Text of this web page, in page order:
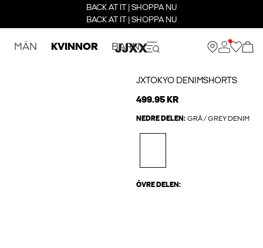
BACK AT IT | SHOPPA NU
BACK AT IT | SHOPPA NU
MÄN KVINNOR BARN
JXTOKYO DENIMSHORTS
499.95 KR
NEDRE DELEN: GRÅ / GREY DENIM
ÖVRE DELEN: